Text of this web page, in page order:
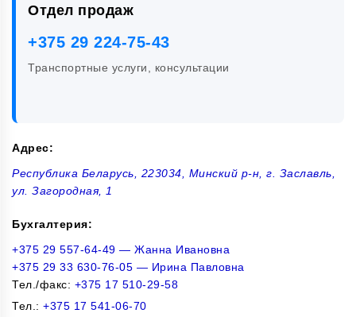
Отдел продаж
+375 29 224-75-43
Транспортные услуги, консультации
Адрес:
Республика Беларусь, 223034, Минский р-н, г. Заславль,
ул. Загородная, 1
Бухгалтерия:
+375 29 557-64-49 — Жанна Ивановна
+375 29 33 630-76-05 — Ирина Павловна
Тел./факс: +375 17 510-29-58
Тел.: +375 17 541-06-70